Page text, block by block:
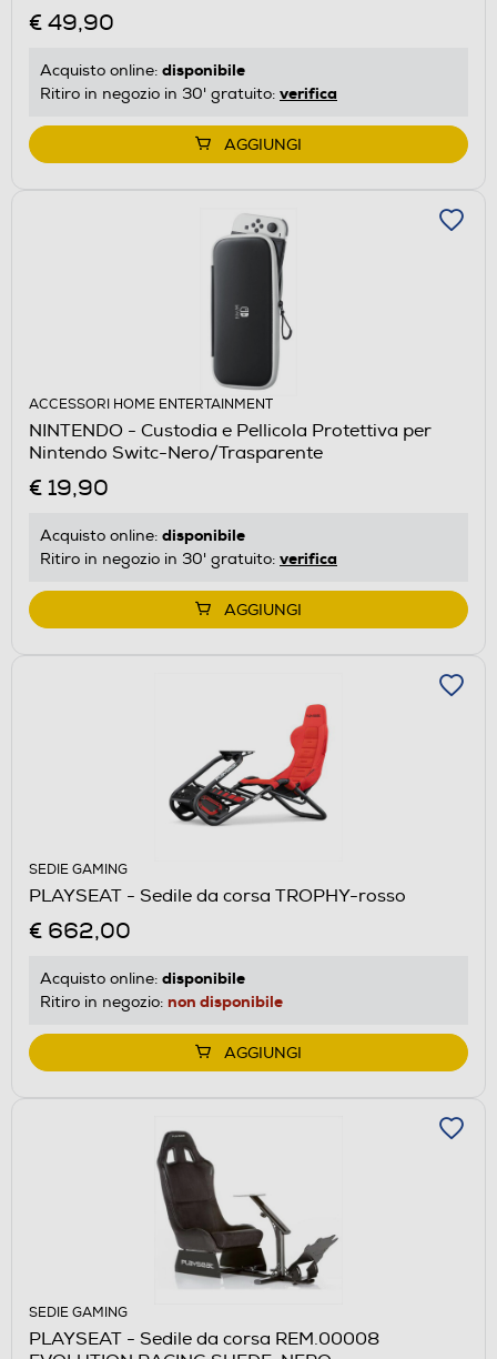
€ 49,90
Acquisto online: disponibile
Ritiro in negozio in 30' gratuito: verifica
AGGIUNGI
ACCESSORI HOME ENTERTAINMENT
NINTENDO - Custodia e Pellicola Protettiva per
Nintendo Switc-Nero/Trasparente
€ 19,90
Acquisto online: disponibile
Ritiro in negozio in 30' gratuito: verifica
AGGIUNGI
SEDIE GAMING
PLAYSEAT - Sedile da corsa TROPHY-rosso
€ 662,00
Acquisto online: disponibile
Ritiro in negozio: non disponibile
AGGIUNGI
SEDIE GAMING
PLAYSEAT - Sedile da corsa REM.00008